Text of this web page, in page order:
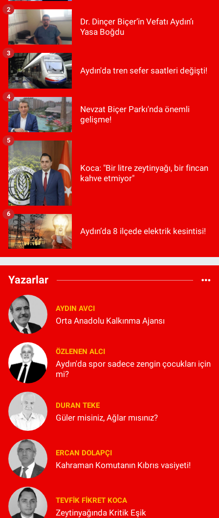
Dr. Dinçer Biçer’in Vefatı Aydın’ı
Yasa Boğdu
2
Aydın'da tren sefer saatleri değişti!
3
Nevzat Biçer Parkı'nda önemli
gelişme!
4
Koca: "Bir litre zeytinyağı, bir fincan
kahve etmiyor"
5
Aydın’da 8 ilçede elektrik kesintisi!
6
Yazarlar
AYDIN AVCI
Orta Anadolu Kalkınma Ajansı
ÖZLENEN ALCI
Aydın'da spor sadece zengin çocukları için
mi?
DURAN TEKE
Güler misiniz, Ağlar mısınız?
ERCAN DOLAPÇI
Kahraman Komutanın Kıbrıs vasiyeti!
TEVFIK FIKRET KOCA
Zeytinyağında Kritik Eşik